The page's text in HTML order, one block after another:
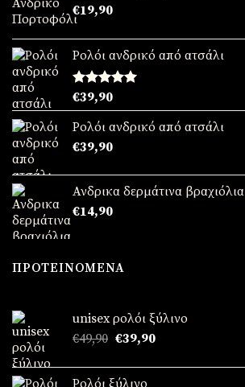
€19,90
Ρολόι ανδρικό από ατσάλι
Βαθμολογήθηκε
με5.00
από 5
€39,90
Ρολόι ανδρικό από ατσάλι
€39,90
Ανδρικα δερμάτινα βραχιόλια
€14,90
ΠΡΟΤΕΙΝΌΜΕΝΑ
unisex ρολόι ξύλινο
€49,90 Original
was:
€39,90Η
τιμή
Ρολόι ξύλινο